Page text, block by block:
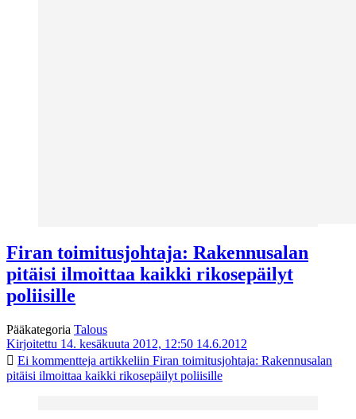
Firan toimitusjohtaja: Rakennusalan
pitäisi ilmoittaa kaikki rikosepäilyt
poliisille
Pääkategoria Talous
Kirjoitettu 14. kesäkuuta 2012, 12:50 14.6.2012
Ei kommentteja artikkeliin Firan toimitusjohtaja: Rakennusalan
pitäisi ilmoittaa kaikki rikosepäilyt poliisille